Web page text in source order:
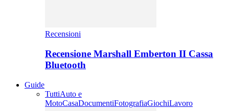
Recensioni
Recensione Marshall Emberton II Cassa
Bluetooth
Guide
TuttiAuto e
MotoCasaDocumentiFotografiaGiochiLavoro